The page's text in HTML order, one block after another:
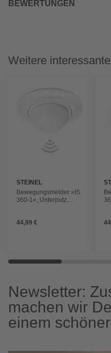
BEWERTUNGEN
Weitere
STEINEL
Bewegungsmelder »IS
360-1«, Unterputz,
44,99 €
Newsletter:
machen wir
einem